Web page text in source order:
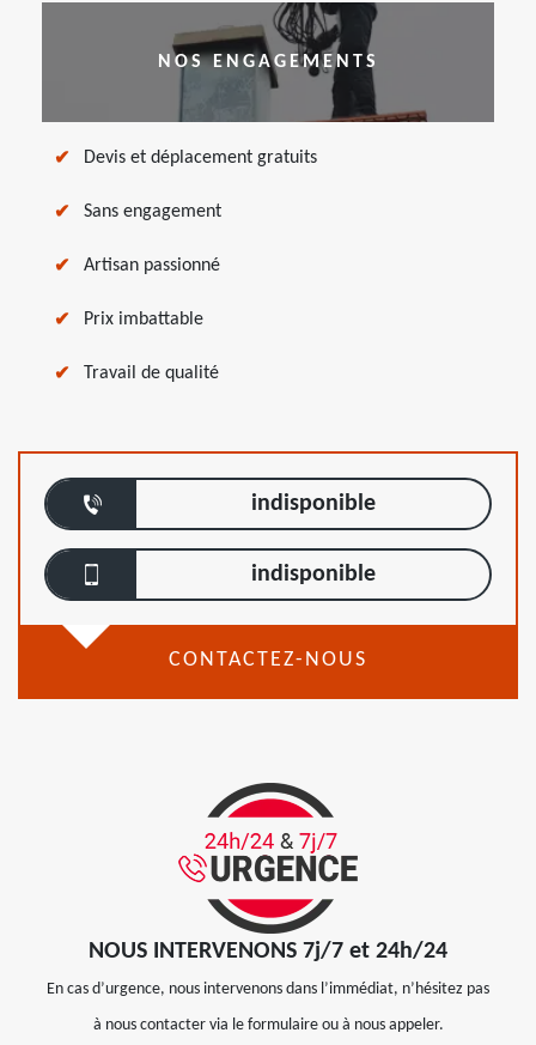
NOS ENGAGEMENTS
Devis et déplacement gratuits
Sans engagement
Artisan passionné
Prix imbattable
Travail de qualité
indisponible
indisponible
CONTACTEZ-NOUS
NOUS INTERVENONS 7j/7 et 24h/24
En cas d’urgence, nous intervenons dans l’immédiat, n’hésitez pas
à nous contacter via le formulaire ou à nous appeler.